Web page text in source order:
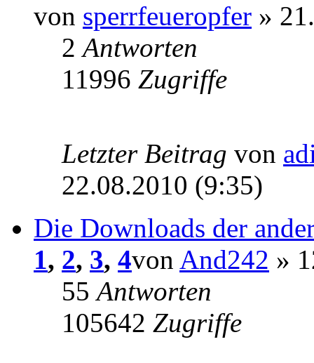
von sperrfeueropfer »
2Antworten
11996 Zugriffe
Letzter Beitrag von
22.08.2010 (9:35)
Die Downloads der
1, 2, 3, 4von And242 »
55Antworten
105642 Zugriffe